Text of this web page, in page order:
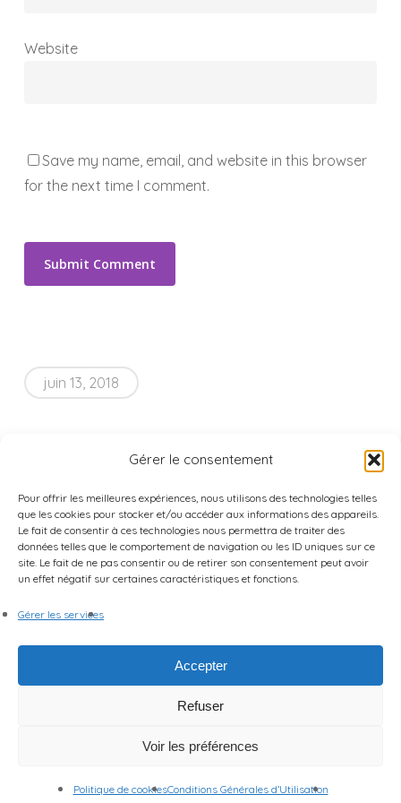
Gérer le consentement
Pour offrir les meilleures expériences, nous utilisons des technologies telles
que les cookies pour stocker et/ou accéder aux informations des appareils.
Le fait de consentir à ces technologies nous permettra de traiter des
données telles que le comportement de navigation ou les ID uniques sur ce
site. Le fait de ne pas consentir ou de retirer son consentement peut avoir
un effet négatif sur certaines caractéristiques et fonctions.
Gérer les services
Accepter
Refuser
Voir les préférences
Politique de cookiesConditions Générales d’Utilisation
Website
Save my name, email, and website in this browser
for the next time I comment.
juin 13, 2018